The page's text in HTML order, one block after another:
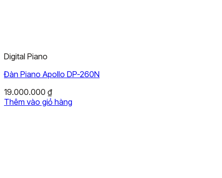
Digital Piano
Đàn Piano Apollo DP-260N
19.000.000 ₫
Thêm vào giỏ hàng